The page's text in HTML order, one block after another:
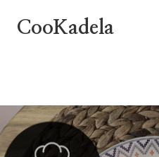
CooKadela